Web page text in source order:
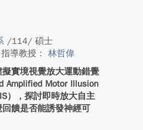
/114/ 碩士
指導教授： 林哲偉
實境視覺放大運動錯覺
Amplified Motor Illusion
），探討即時放大自主
饋是否能誘發神經可